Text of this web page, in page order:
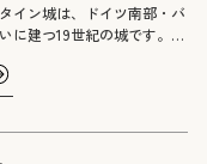
イン城は、ドイツ南部・バ
に建つ19世紀の城です。バ
騎士文化やドイツの伝説世
築かれました。白い外壁と